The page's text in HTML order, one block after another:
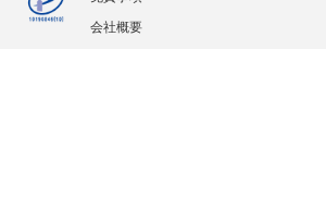
会社概要